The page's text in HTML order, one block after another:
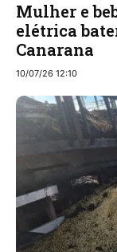
Mulher e
elétrica
Canarana
10/07/26 12:10